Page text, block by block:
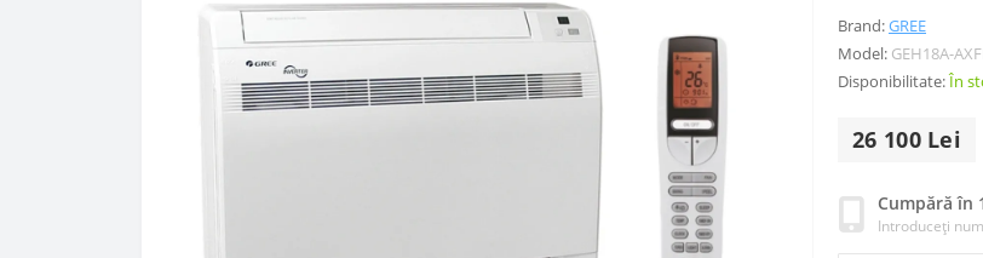
Brand:GREE
Model: GEH18A-
Disponibilitate:În
26 100 Lei
Cumpără în
Introduceți